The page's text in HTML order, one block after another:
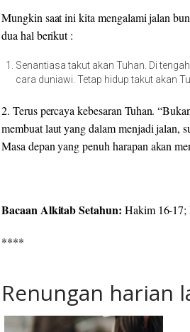
Mungkin saat ini kita mengalami jalan
dua hal berikut :
Senantiasa takut akan Tuhan. Di
cara duniawi. Tetap hidup takut akan
2. Terus percaya kebesaran Tuhan.“
membuat lautyangdalam menjadi jalan,
Masa depan yang penuh harapan akan
Bacaan Alkitab Setahun: Hakim 16-17;
****
Renungan harian